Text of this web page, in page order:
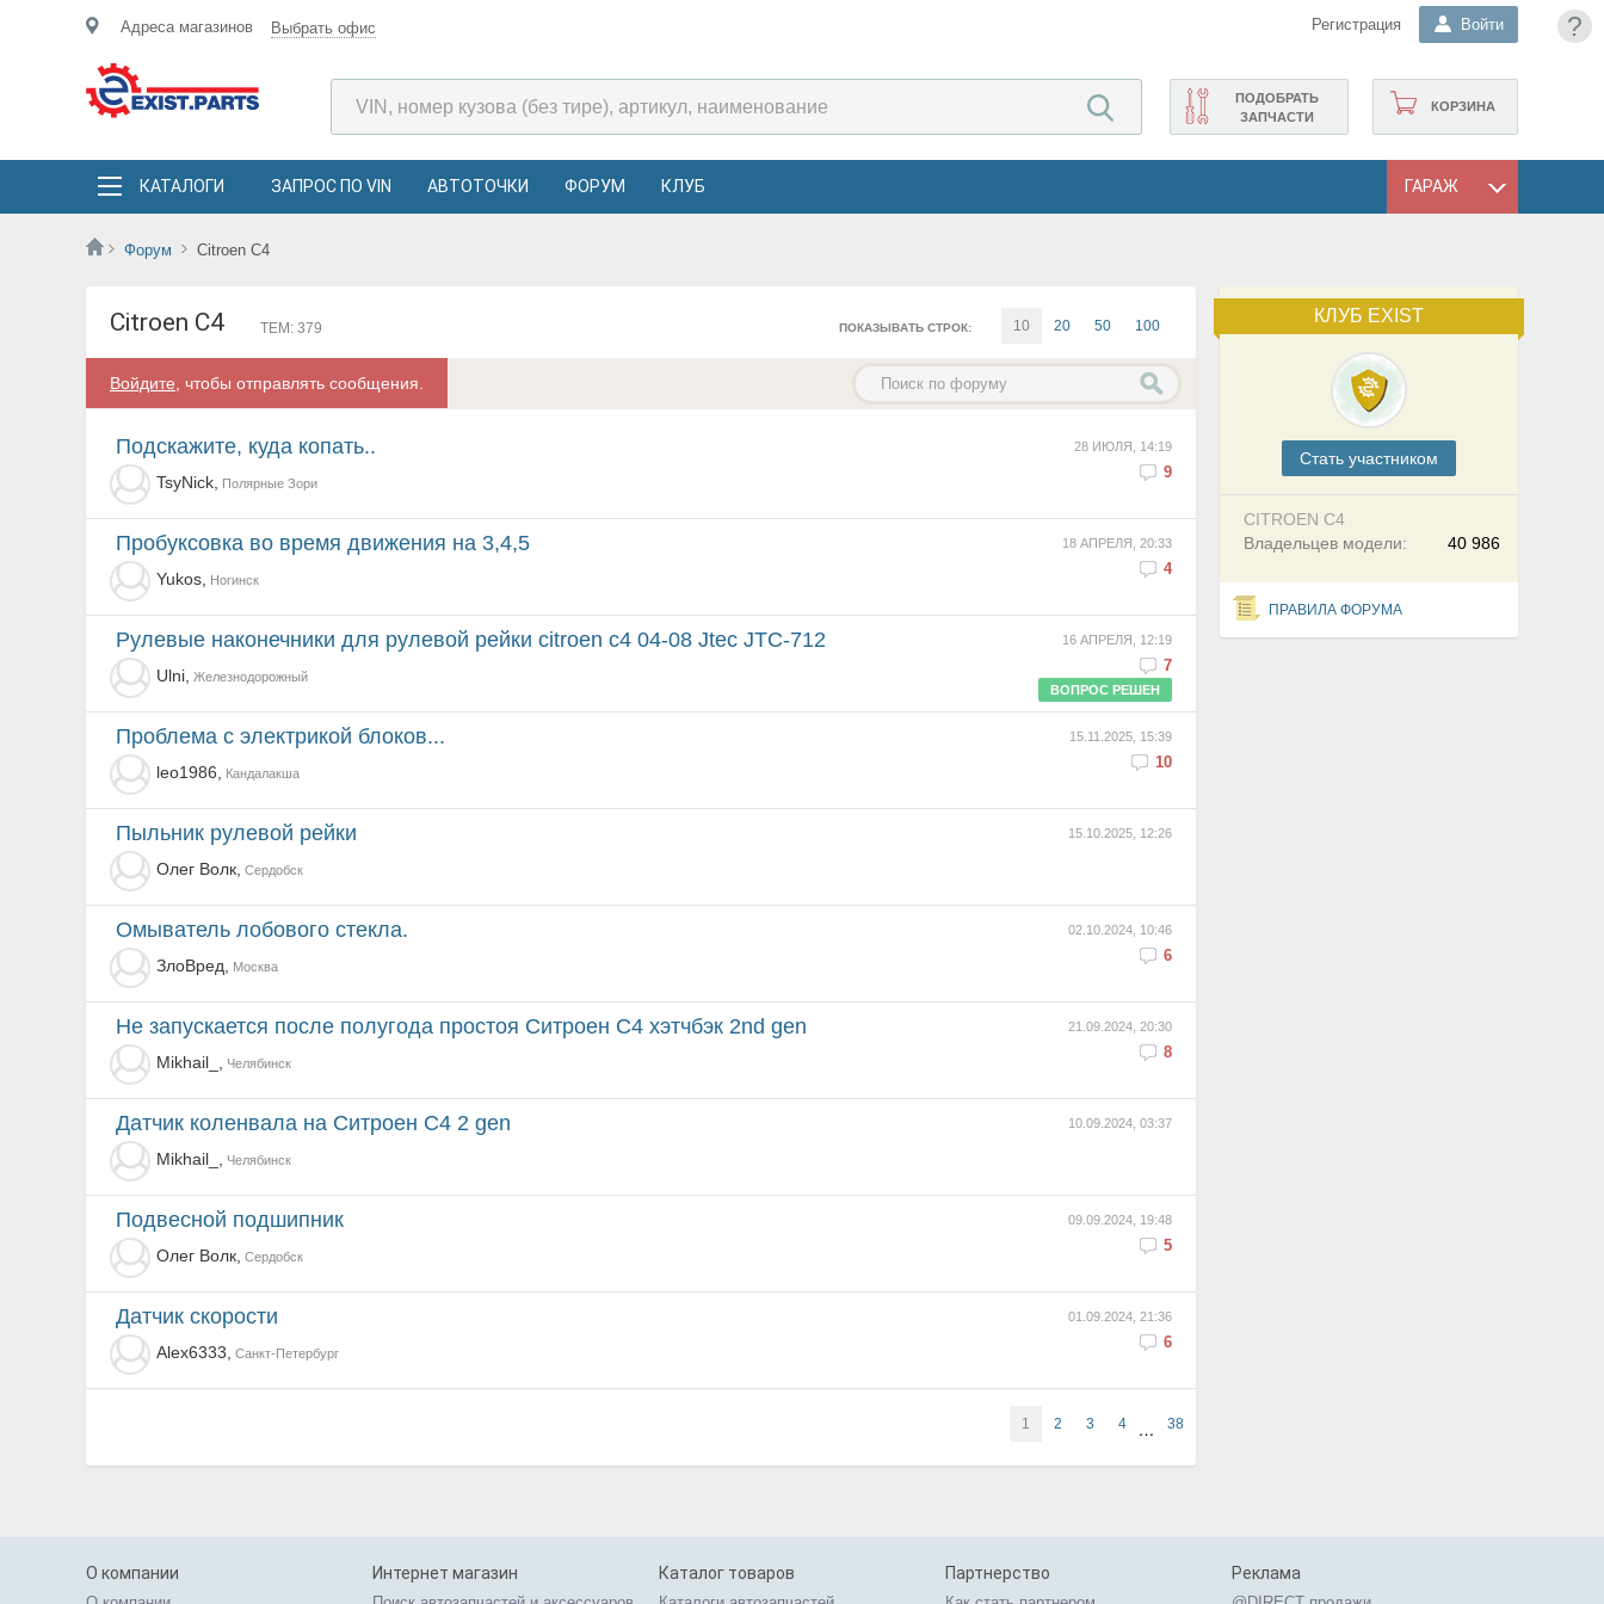
?
Адреса магазинов Выбрать офис Регистрация Войти
КОРЗИНА
ПОДОБРАТЬ
ЗАПЧАСТИ
КАТАЛОГИ ЗАПРОС ПО VIN АВТОТОЧКИ ФОРУМ КЛУБ ГАРАЖ
Форум Citroen C4
КЛУБ EXIST
Cтать участником
CITROEN C4
40 986
Владельцев модели:
ПРАВИЛА ФОРУМА
Citroen C4 ПОКАЗЫВАТЬ СТРОК: 10 20 50 100
ТЕМ: 379
Войдите , чтобы отправлять сообщения.
28 ИЮЛЯ, 14:19
9
Подскажите, куда копать..
TsyNick, Полярные Зори
18 АПРЕЛЯ, 20:33
4
Пробуксовка во время движения на 3,4,5
Yukos, Ногинск
16 АПРЕЛЯ, 12:19
7
Рулевые наконечники для рулевой рейки citroen c4 04-08 Jtec JTC-712
Ulni, Железнодорожный
ВОПРОС РЕШЕН
15.11.2025, 15:39
10
Проблема с электрикой блоков...
leo1986, Кандалакша
15.10.2025, 12:26
Пыльник рулевой рейки
Олег Волк, Сердобск
02.10.2024, 10:46
6
Омыватель лобового стекла.
ЗлоВред, Москва
21.09.2024, 20:30
8
Не запускается после полугода простоя Ситроен С4 хэтчбэк 2nd gen
Mikhail_, Челябинск
10.09.2024, 03:37
Датчик коленвала на Ситроен С4 2 gen
Mikhail_, Челябинск
09.09.2024, 19:48
5
Подвесной подшипник
Олег Волк, Сердобск
01.09.2024, 21:36
6
Датчик скорости
Alex6333, Санкт-Петербург
1 2 3 4 … 38
О компании Интернет магазин Каталог товаров Партнерство Реклама